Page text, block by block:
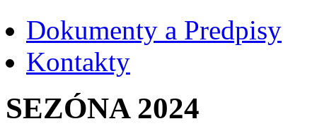
Dokumenty a Predpisy
Kontakty
SEZÓNA 2024